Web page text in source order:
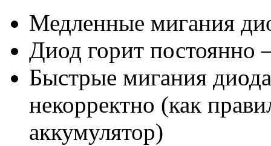
Медленные мигания
Диод горит постоянно
Быстрые мигания
некорректно (как
аккумулятор)